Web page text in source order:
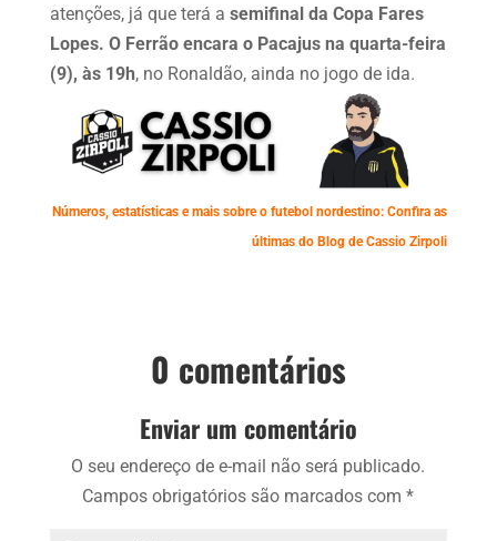
atenções, já que terá a semifinal da Copa Fares
Lopes. O Ferrão encara o Pacajus na quarta-feira
(9), às 19h, no Ronaldão, ainda no jogo de ida.
Números, estatísticas e mais sobre o futebol nordestino: Confira as
últimas do Blog de Cassio Zirpoli
0 comentários
Enviar um comentário
O seu endereço de e-mail não será publicado.
Campos obrigatórios são marcados com*